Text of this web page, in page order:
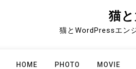
猫
猫とWordPressエン
HOME PHOTO MOVIE